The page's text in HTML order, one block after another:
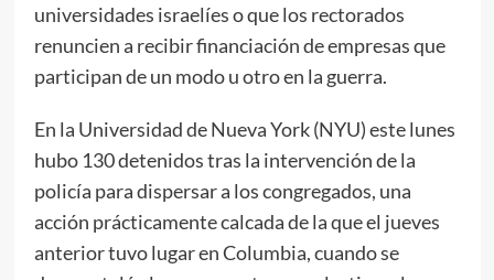
universidades israelíes o que los rectorados
renuncien a recibir financiación de empresas que
participan de un modo u otro en la guerra.
En la Universidad de Nueva York (NYU) este lunes
hubo 130 detenidos tras la intervención de la
policía para dispersar a los congregados, una
acción prácticamente calcada de la que el jueves
anterior tuvo lugar en Columbia, cuando se